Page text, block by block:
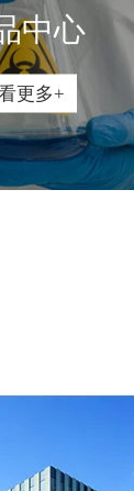
中心
更多+